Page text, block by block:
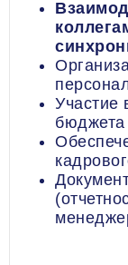
Участие
бюджета